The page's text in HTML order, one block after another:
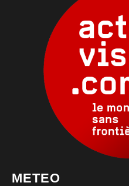
METEO